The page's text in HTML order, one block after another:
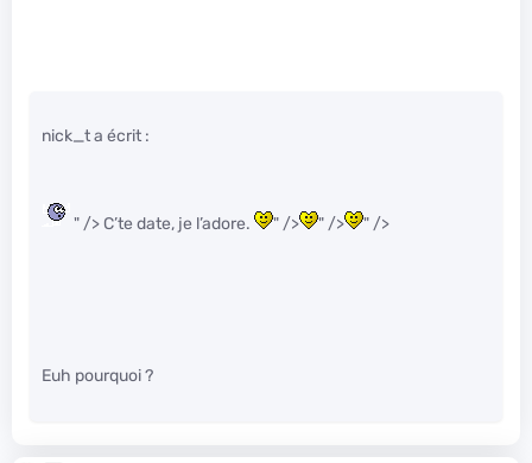
nick_t a écrit :
" /> C’te date, je l’adore. " /> " /> " />
Euh pourquoi ?